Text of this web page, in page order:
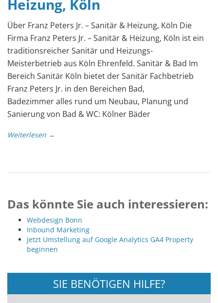
Heizung, Köln
Über Franz Peters Jr. – Sanitär & Heizung, Köln Die
Firma Franz Peters Jr. – Sanitär & Heizung, Köln ist ein
traditionsreicher Sanitär und Heizungs-
Meisterbetrieb aus Köln Ehrenfeld. Sanitär & Bad Im
Bereich Sanitär Köln bietet der Sanitär Fachbetrieb
Franz Peters Jr. in den Bereichen Bad,
Badezimmer alles rund um Neubau, Planung und
Sanierung von Bad & WC: Kölner Bäder
Weiterlesen →
Das könnte Sie auch interessieren:
Webdesign Bonn
Inbound Marketing
Jetzt Umstellung auf Google Analytics GA4 Property
beginnen
SIE BENÖTIGEN HILFE?